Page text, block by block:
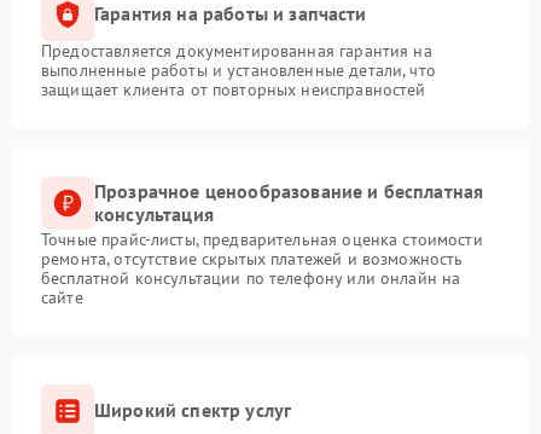
Гарантия на работы и запчасти
Предоставляется документированная гарантия на
выполненные работы и установленные детали, что
защищает клиента от повторных неисправностей
Прозрачное ценообразование и бесплатная
консультация
Точные прайс-листы, предварительная оценка стоимости
ремонта, отсутствие скрытых платежей и возможность
бесплатной консультации по телефону или онлайн на
сайте
Широкий спектр услуг